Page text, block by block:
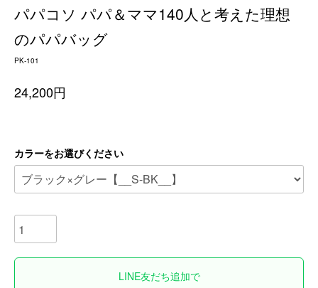
パパコソ パパ＆ママ140人と考えた理想
のパパバッグ
PK-101
24,200円
カラーをお選びください
LINE友だち追加で